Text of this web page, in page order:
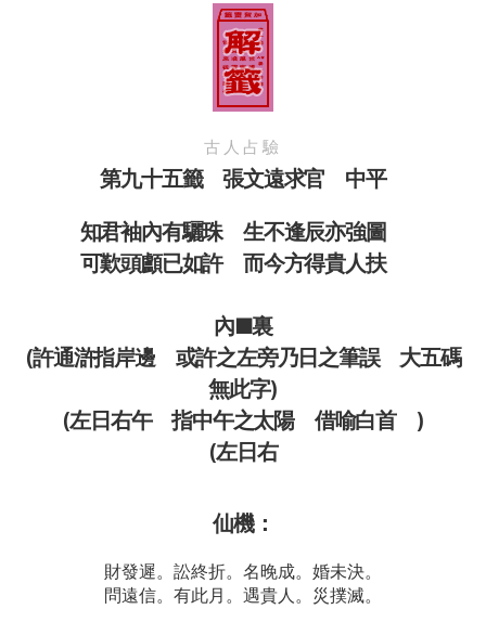
古人占驗
第九十五籤 張文遠求官 中平
知君袖內有驪珠 生不逢辰亦強圖
可歎頭顱已如許 而今方得貴人扶
內■裏
(許通滸指岸邊 或許之左旁乃日之筆誤 大五碼
無此字)
(左日右午 指中午之太陽 借喻白首 )
(左日右
仙機：
財發遲。訟終折。名晚成。婚未決。
問遠信。有此月。遇貴人。災撲滅。